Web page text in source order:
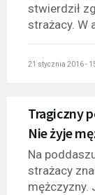
stwierdził
strażacy. W
21 stycznia 2016 -
Tragiczny
Nie żyje
Na
strażacy
mężczyzny.